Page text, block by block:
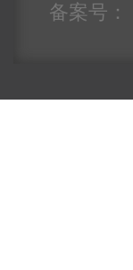
备案号：